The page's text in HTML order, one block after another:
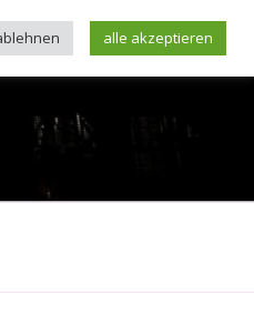
alle akzeptieren